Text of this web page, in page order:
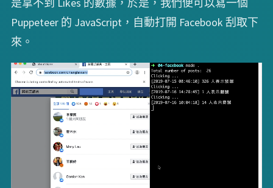
Puppeteer 的 JavaScript，自動打開 Facebook 刮取下
來。